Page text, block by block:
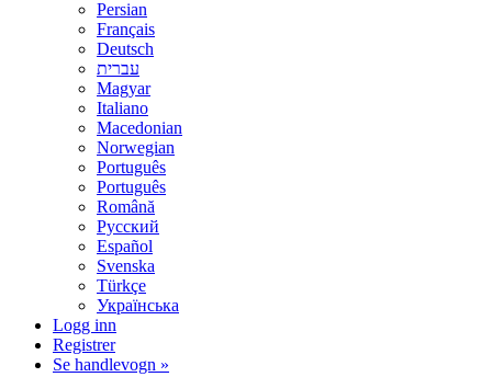
Persian
Français
Deutsch
עברית
Magyar
Italiano
Macedonian
Norwegian
Português
Português
Română
Русский
Español
Svenska
Türkçe
Українська
Logg inn
Registrer
Se handlevogn »